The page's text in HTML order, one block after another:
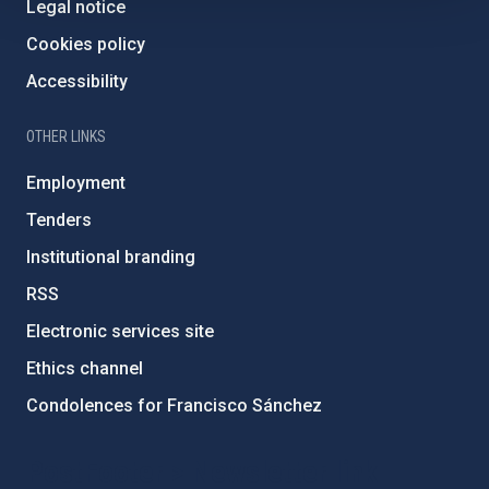
Legal notice
Cookies policy
Accessibility
OTHER LINKS
Employment
Tenders
Institutional branding
RSS
Electronic services site
Ethics channel
Condolences for Francisco Sánchez